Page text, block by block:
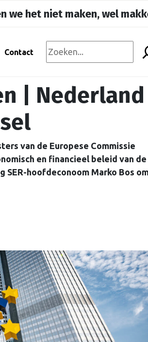
we het niet maken, wel
Contact
| Nederland
van de Europese Commissie
en financieel beleid van de
hoofdeconoom Marko Bos